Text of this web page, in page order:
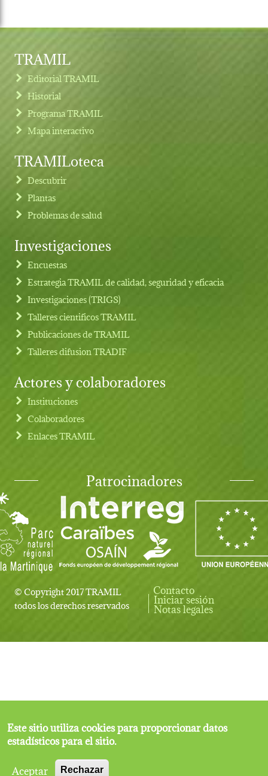
Footer menu
TRAMIL
Editorial TRAMIL
Historial
Programa TRAMIL
Mapa interactivo
TRAMILoteca
Descubrir
Plantas
Problemas de salud
Investigaciones
Encuestas
Estrategia TRAMIL de calidad, seguridad y eficacia
Investigaciones (TRIGS)
Talleres cientificos TRAMIL
Publicaciones de TRAMIL
Talleres difusion TRADIF
Actores y colaboradores
Instituciones
Colaboradores
Enlaces TRAMIL
Patrocinadores
© Copyright 2017 TRAMIL
todos los derechos reservados
User account menu
Contacto
Iniciar sesión
Notas legales
Este sitio utiliza cookies para proporcionar datos
estadísticos para el sitio.
Aceptar
Rechazar